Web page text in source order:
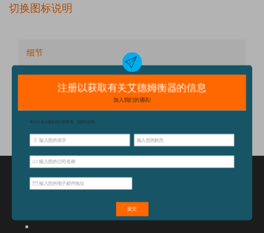
切换图标说明
细节
技术规格
特点和优点